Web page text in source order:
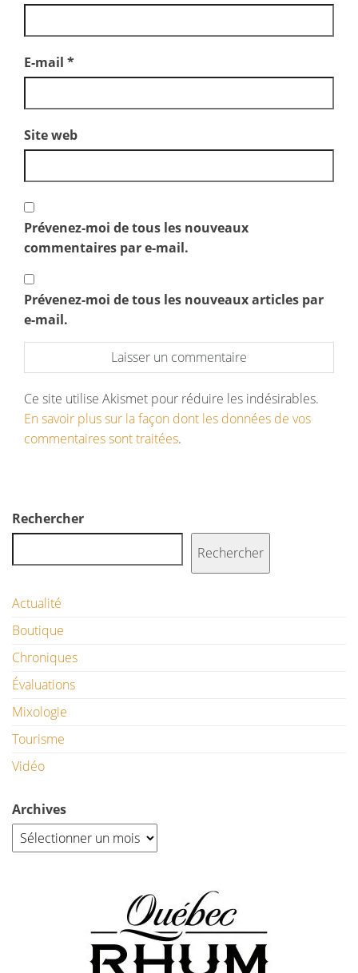
E-mail *
Site web
Prévenez-moi de tous les nouveaux
commentaires par e-mail.
Prévenez-moi de tous les nouveaux articles par
e-mail.
Ce site utilise Akismet pour réduire les indésirables.
En savoir plus sur la façon dont les données de vos
commentaires sont traitées.
Rechercher
Rechercher
Actualité
Boutique
Chroniques
Évaluations
Mixologie
Tourisme
Vidéo
Archives